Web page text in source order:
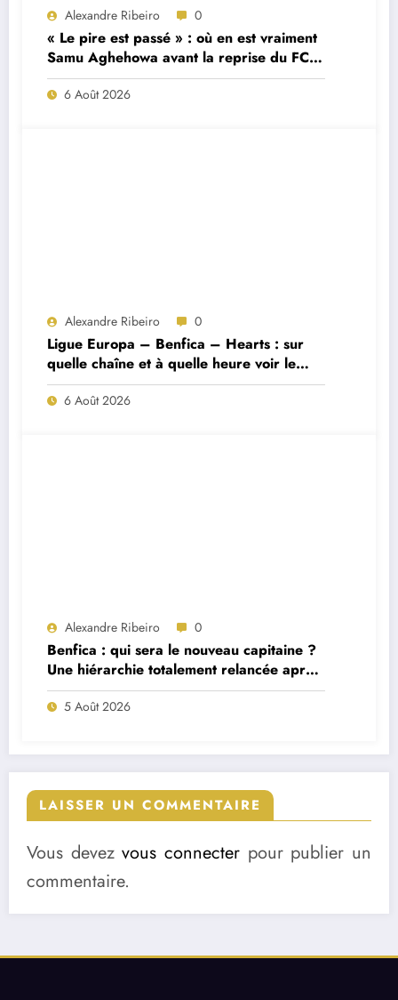
Alexandre Ribeiro 0
« Le pire est passé » : où en est vraiment
Samu Aghehowa avant la reprise du FC
Porto ?
6 Août 2026
Alexandre Ribeiro 0
Ligue Europa – Benfica – Hearts : sur
quelle chaîne et à quelle heure voir le
match ?
6 Août 2026
Alexandre Ribeiro 0
Benfica : qui sera le nouveau capitaine ?
Une hiérarchie totalement relancée après
deux départs majeurs
5 Août 2026
LAISSER UN COMMENTAIRE
Vous devezvous connecter pour publier un
commentaire.